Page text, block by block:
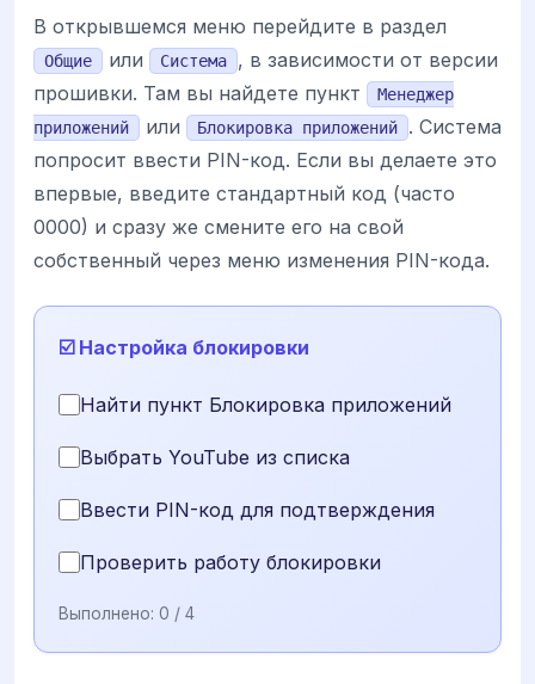
В открывшемся меню перейдите в раздел
Общие или Система
, в зависимости от версии
прошивки. Там вы найдете пункт
Менеджер
приложений
или Блокировка приложений
. Система
попросит ввести PIN-код. Если вы делаете это
впервые, введите стандартный код (часто
0000) и сразу же смените его на свой
собственный через меню изменения PIN-кода.
☑️ Настройка блокировки
Найти пункт Блокировка приложений
Выбрать YouTube из списка
Ввести PIN-код для подтверждения
Проверить работу блокировки
Выполнено: 0 / 4